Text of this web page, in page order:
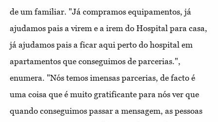
de um familiar. "Já compramos equipamentos, já
ajudamos pais a virem e a irem do Hospital para casa,
já ajudamos pais a ficar aqui perto do hospital em
apartamentos que conseguimos de parcerias.",
enumera. "Nós temos imensas parcerias, de facto é
uma coisa que é muito gratificante para nós ver que
quando conseguimos passar a mensagem, as pessoas